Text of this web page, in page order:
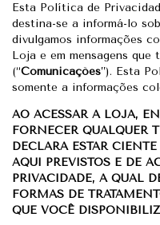
Esta Política de
destina-se a informá-lo
divulgamos informações
Loja e em mensagens que
(“Comunicações”). Esta
somente a informações
AO ACESSAR A LOJA,
FORNECER QUALQUER
DECLARA ESTAR
AQUI PREVISTOS E DE
PRIVACIDADE, A QUAL
FORMAS DE
QUE VOCÊ